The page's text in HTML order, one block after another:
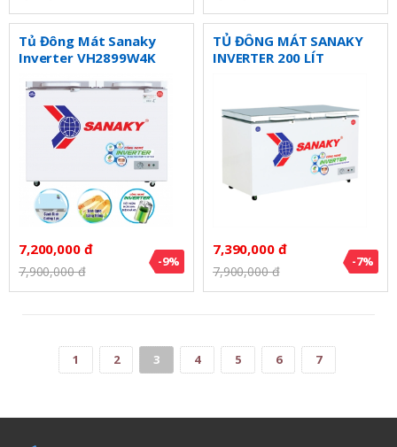
Tủ Đông Mát Sanaky
Inverter VH2899W4K
7,200,000 đ
7,900,000 đ
-9%
TỦ ĐÔNG MÁT SANAKY
INVERTER 200 LÍT
LỰC)
7,390,000 đ
7,900,000 đ
-7%
1 2 3 4 5 6 7